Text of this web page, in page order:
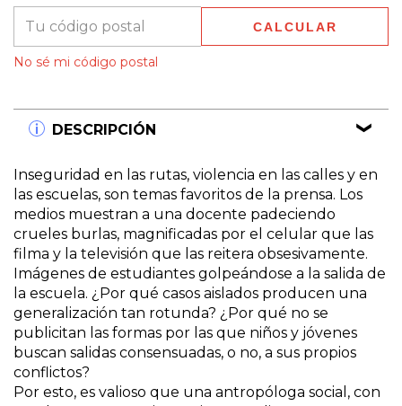
Entregas para el CP: CAMBIAR CP
CALCULAR
No sé mi código postal
DESCRIPCIÓN
Inseguridad en las rutas, violencia en las calles y en
las escuelas, son temas favoritos de la prensa. Los
medios muestran a una docente padeciendo
crueles burlas, magnificadas por el celular que las
filma y la televisión que las reitera obsesivamente.
Imágenes de estudiantes golpeándose a la salida de
la escuela. ¿Por qué casos aislados producen una
generalización tan rotunda? ¿Por qué no se
publicitan las formas por las que niños y jóvenes
buscan salidas consensuadas, o no, a sus propios
conflictos?
Por esto, es valioso que una antropóloga social, con